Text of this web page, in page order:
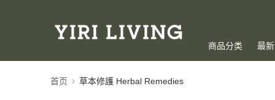
商品分类 最
首页 草本修護 Herbal Remedies